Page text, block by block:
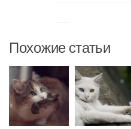
Похожие статьи